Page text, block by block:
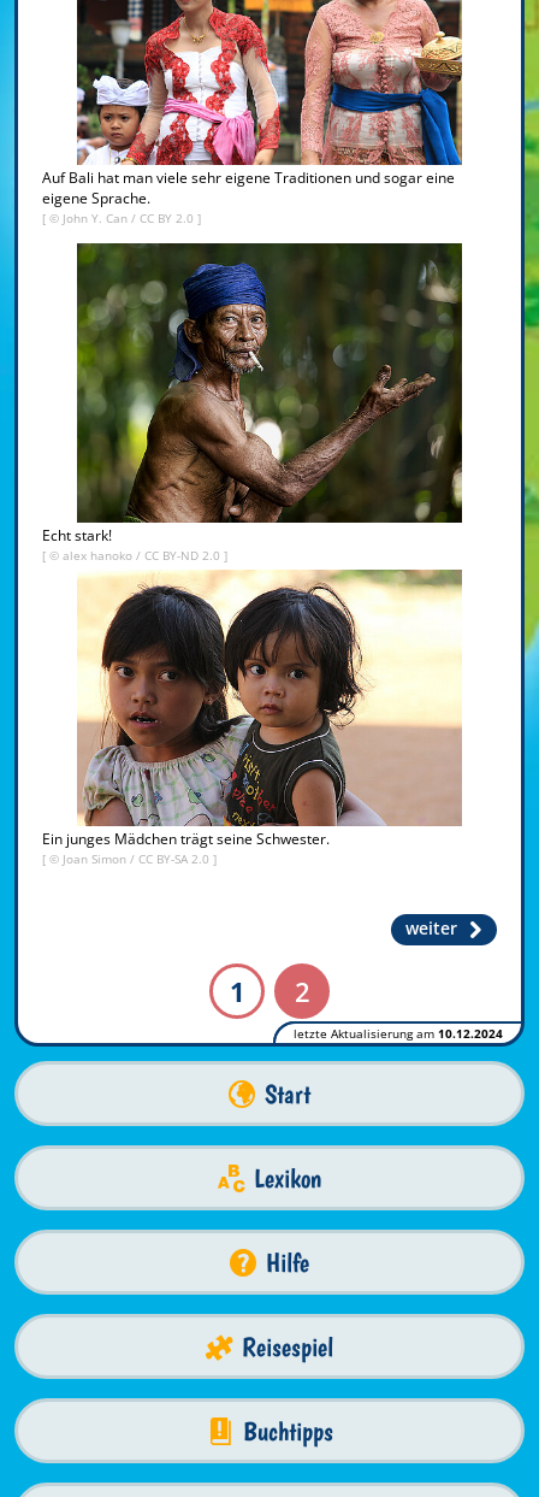
Auf Bali hat man viele sehr eigene Traditionen und sogar eine
eigene Sprache.
[ © John Y. Can / CC BY 2.0 ]
Echt stark!
[ © alex hanoko / CC BY-ND 2.0 ]
Ein junges Mädchen trägt seine Schwester.
[ © Joan Simon / CC BY-SA 2.0 ]
weiter
1 2
letzte Aktualisierung am 10.12.2024
Start
Lexikon
Hilfe
Reisespiel
Buchtipps